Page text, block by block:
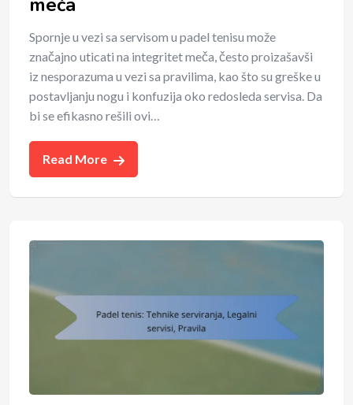
Spornje u vezi sa servisom u padel tenisu može
značajno uticati na integritet meča, često proizašavši
iz nesporazuma u vezi sa pravilima, kao što su greške u
postavljanju nogu i konfuzija oko redosleda servisa. Da
bi se efikasno rešili ovi…
Read More